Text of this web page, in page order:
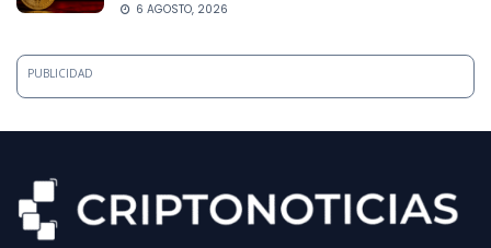
6 AGOSTO, 2026
PUBLICIDAD